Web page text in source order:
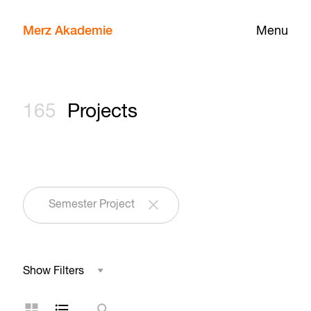
Menu
Merz Akademie
165 Projects
Semester Project
Show Filters